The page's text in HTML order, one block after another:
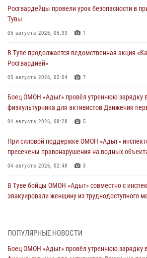
Росгвардейцы провели урок безопасности в
Тувы
05 августа 2026, 05:33 1
В Туве продолжается ведомственная акция
Росгвардией»
05 августа 2026, 02:04 7
Боец ОМОН «Адыг» провёл утреннюю зарядку
физкультурника для активистов Движения
04 августа 2026, 08:28 5
При силовой поддержке ОМОН «Адыг»
пресечены правонарушения на водных
04 августа 2026, 02:48 3
В Туве бойцы ОМОН «Адыг» совместно с
эвакуировали женщину из труднодоступного
Росгвардия проверила организацию отдыха
31 июля 2026, 03:49
ПОПУЛЯРНЫЕ НОВОСТИ
Боец ОМОН «Адыг» провёл утреннюю зарядку